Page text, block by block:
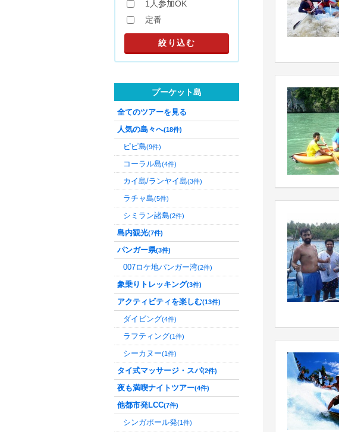
1人参加OK
定番
プーケット島
全てのツアーを見る
人気の島々へ(18件)
ピピ島(9件)
コーラル島(4件)
カイ島/ランヤイ島(3件)
ラチャ島(5件)
シミラン諸島(2件)
島内観光(7件)
パンガー県(3件)
007ロケ地パンガー湾(2件)
象乗りトレッキング(3件)
アクティビティを楽しむ(13件)
ダイビング(4件)
ラフティング(1件)
シーカヌー(1件)
タイ式マッサージ・スパ(2件)
夜も満喫ナイトツアー(4件)
他都市発LCC(7件)
シンガポール発(1件)